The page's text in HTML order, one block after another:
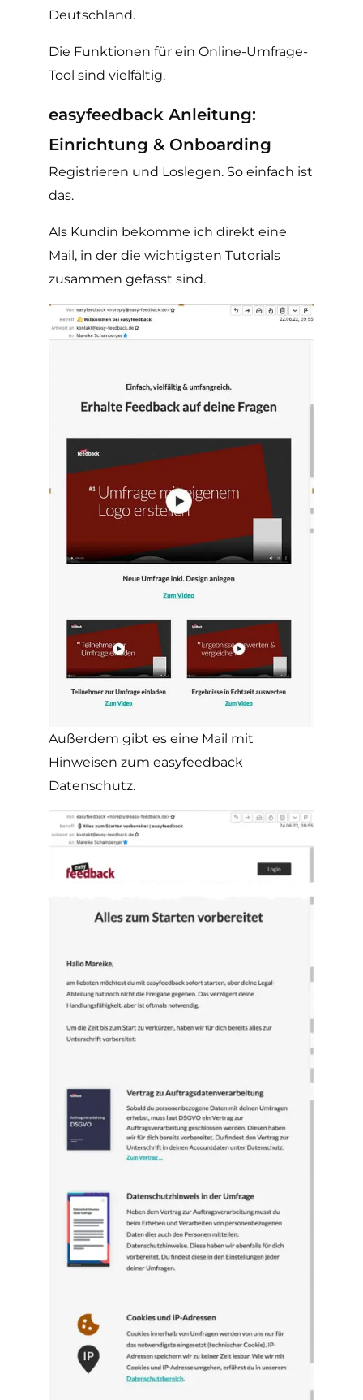
Deutschland.
Die Funktionen für ein Online-Umfrage-
Tool sind vielfältig.
easyfeedback Anleitung:
Einrichtung & Onboarding
Registrieren und Loslegen. So einfach ist
das.
Als Kundin bekomme ich direkt eine
Mail, in der die wichtigsten Tutorials
zusammen gefasst sind.
Außerdem gibt es eine Mail mit
Hinweisen zum easyfeedback
Datenschutz.